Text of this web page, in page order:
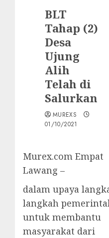
BLT
Tahap (2)
Desa
Ujung
Alih
Telah di
Salurkan
MUREXS
01/10/2021
Murex.com Empat
Lawang –
dalam upaya
langkah
untuk membantu
masyarakat dari